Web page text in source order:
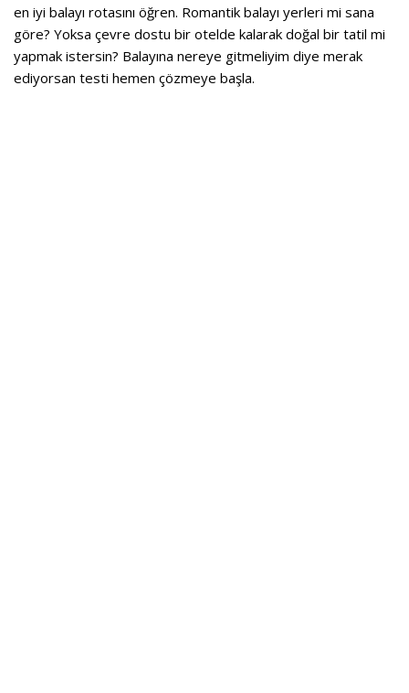
en iyi balayı rotasını öğren. Romantik balayı yerleri mi sana
göre? Yoksa çevre dostu bir otelde kalarak doğal bir tatil mi
yapmak istersin? Balayına nereye gitmeliyim diye merak
ediyorsan testi hemen çözmeye başla.